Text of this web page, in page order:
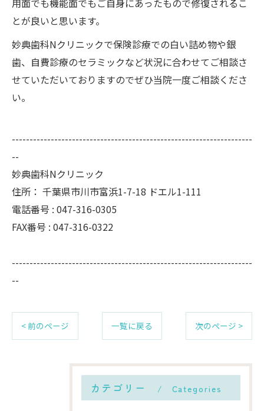
用面でも機能面でもご自身にあったもので修復されるこ
とが良いと思います。
妙典歯科Nクリニックで保険診療での白い詰め物や銀
歯、自費診療のセラミックなど状況に合わせてご相談さ
せていただいておりますのでぜひ当院一度ご相談くださ
い。
--------------------------------------------------------------------
--
妙典歯科Nクリニック
住所： 千葉県市川市富浜1-7-18 ドエル1-111
電話番号 : 047-316-0305
FAX番号 : 047-316-0322
--------------------------------------------------------------------
--
< 前のページ 一覧に戻る 次のページ >
カテゴリー Categories